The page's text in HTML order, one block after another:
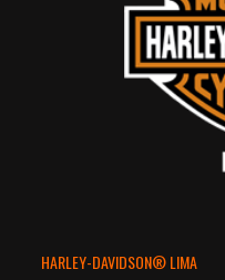
HARLEY-DAVIDSON® LIMA